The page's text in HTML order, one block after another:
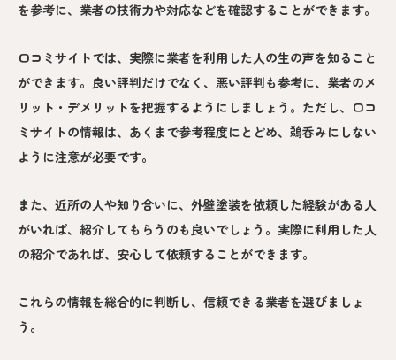
を参考に、業者の技術力や対応などを確認することができます。
口コミサイトでは、実際に業者を利用した人の生の声を知ること
ができます。良い評判だけでなく、悪い評判も参考に、業者のメ
リット・デメリットを把握するようにしましょう。ただし、口コ
ミサイトの情報は、あくまで参考程度にとどめ、鵜呑みにしない
ように注意が必要です。
また、近所の人や知り合いに、外壁塗装を依頼した経験がある人
がいれば、紹介してもらうのも良いでしょう。実際に利用した人
の紹介であれば、安心して依頼することができます。
これらの情報を総合的に判断し、信頼できる業者を選びましょ
う。